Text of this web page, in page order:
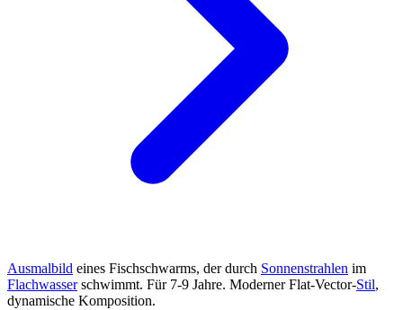
Ausmalbild eines Fischschwarms, der durch Sonnenstrahlen im
Flachwasserschwimmt. Für 7-9 Jahre. Moderner Flat-Vector-Stil,
dynamische Komposition.